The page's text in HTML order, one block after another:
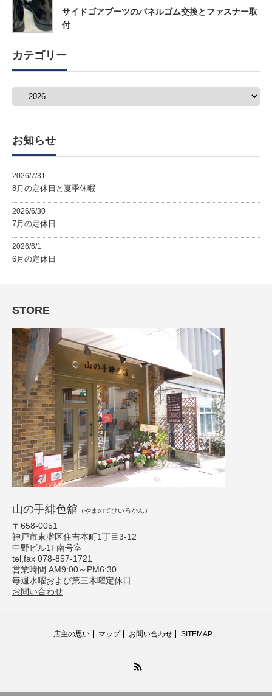
サイドゴアブーツのパネルゴム交換とファスナー取
付
カテゴリー
お知らせ
2026/7/31
8月の定休日と夏季休暇
2026/6/30
7月の定休日
2026/6/1
6月の定休日
STORE
山の手緋色舘 （やまのてひいろかん）
〒658-0051
神戸市東灘区住吉本町1丁目3-12
中野ビル1F南号室
tel,fax 078-857-1721
営業時間 AM9:00～PM6:30
毎週水曜および第三木曜定休日
お問い合わせ
店主の思い マップ お問い合わせ SITEMAP